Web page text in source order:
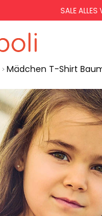
SALE
Mädchen T-Shirt